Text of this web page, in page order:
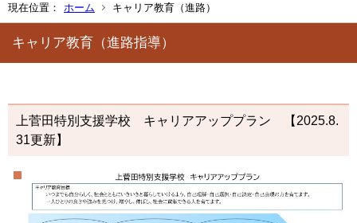
現在位置： ホーム キャリア教育（進路）
キャリア教育（進路指導）
上菅田特別支援学校 キャリアアッププラン 【2025.8.
31更新】